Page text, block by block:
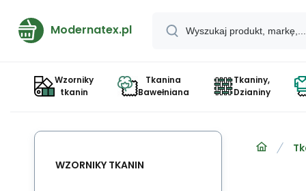
Modernatex.pl
Wzorniky
tkanin
Tkanina
Bawełniana
Tkaniny,
Dzianiny
WZORNIKY TKANIN